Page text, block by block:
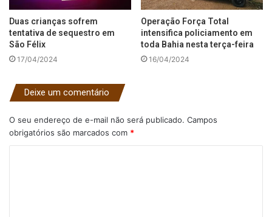
Duas crianças sofrem
tentativa de sequestro em
São Félix
17/04/2024
Operação Força Total
intensifica policiamento em
toda Bahia nesta terça-feira
16/04/2024
Deixe um comentário
O seu endereço de e-mail não será publicado. Campos
obrigatórios são marcados com *